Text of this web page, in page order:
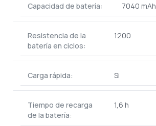
Capacidad de batería: 7040 mAh
Resistencia de la
batería en ciclos:
1200
Carga rápida: Si
Tiempo de recarga
de la batería:
1,6 h